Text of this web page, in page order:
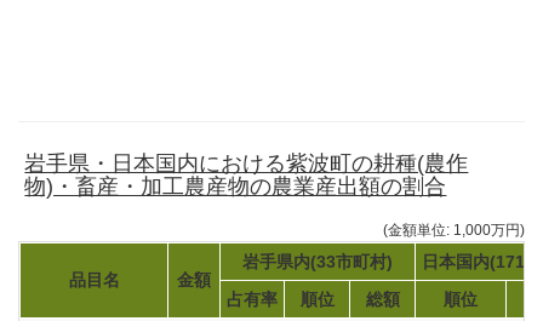
岩手県・日本国内における紫波町の耕種(農作
物)・畜産・加工農産物の農業産出額の割合
(金額単位: 1,000万円)
品目名 金額
岩手県内(33市町村)
日本国内(1719
占有率
順位 総額 順位